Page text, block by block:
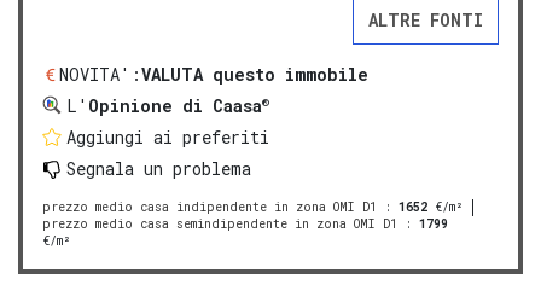
ALTRE FONTI
NOVITA':VALUTA questo immobile
L' Opinione di Caasa®
Aggiungi ai preferiti
Segnala un problema
prezzo medio casa indipendente in zona OMI D1 : 1652 €/m²
prezzo medio casa semindipendente in zona OMI D1
: 1799
€/m²